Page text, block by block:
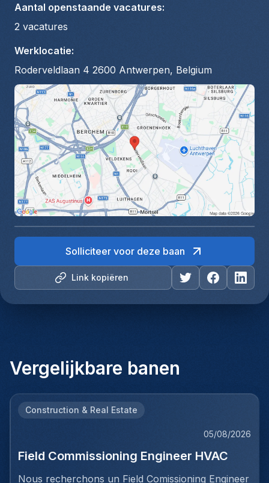
Aantal openstaande vacatures:
2 vacatures
Werklocatie:
Roderveldlaan 4 2600 Antwerpen, Belgium
Link kopiëren
Solliciteer voor deze baan
Vergelijkbare banen
Construction & Real Estate
05/08/2026
Field Commissioning Engineer HVAC
Nous recherchons un Field Comissioning Engineer